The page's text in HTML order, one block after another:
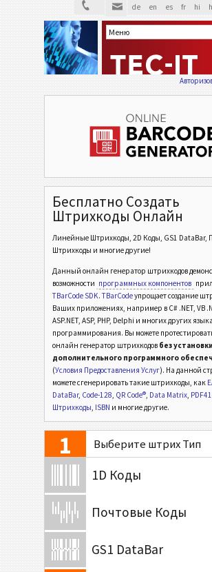
de en es fr hi
Бесплатно Создать
Штрихкоды Онлайн
Линейные Штрихкоды, 2D Коды, GS1 DataBar,
Штрихкоды и многие другие!
Данный онлайн генератор штрихкодов
возможности программных компонентов
TBarCode SDK.TBarCodeупрощает создание
Ваших приложениях, например в C# .NET, VB
ASP.NET, ASP, PHP, Delphi и многих других
программирования. Вы можете
онлайн генератор штрихкодов без установки
дополнительного программного
(Условия Предоставления Услуг). На данной
можете сгенерировать такие штрихкоды, как
DataBar, Code-128, QR Code®, Data Matrix,
Штрихкоды, ISBN и многие другие.
1 Выберите штрих Тип
1D Коды
Почтовые Коды
GS1 DataBar